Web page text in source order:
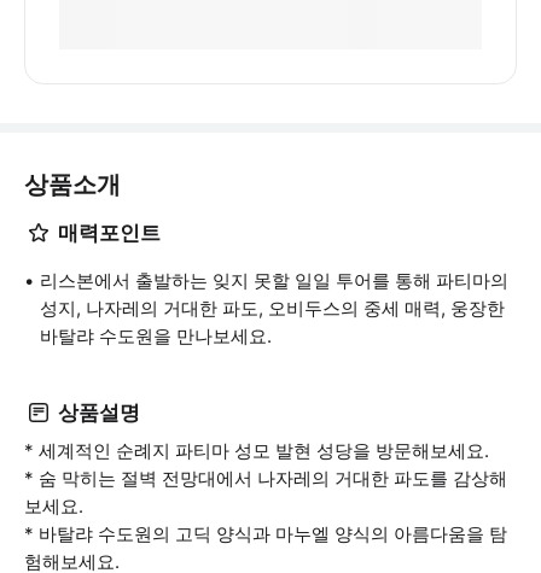
상품소개
매력포인트
리스본에서 출발하는 잊지 못할 일일 투어를 통해 파티마의
성지, 나자레의 거대한 파도, 오비두스의 중세 매력, 웅장한
바탈랴 수도원을 만나보세요.
상품설명
* 세계적인 순례지 파티마 성모 발현 성당을 방문해보세요.
* 숨 막히는 절벽 전망대에서 나자레의 거대한 파도를 감상해
보세요.
* 바탈랴 수도원의 고딕 양식과 마누엘 양식의 아름다움을 탐
험해보세요.